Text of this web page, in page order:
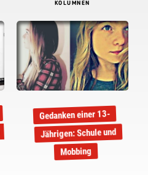
KOLUMNEN
Gedanken einer 13-
Jährigen: Schule und
Mobbing